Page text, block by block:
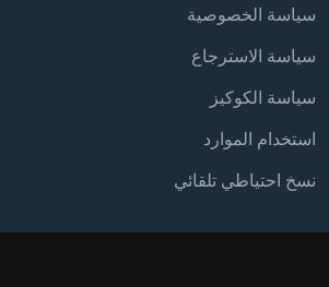
سياسة الخصوصية
سياسة الاسترجاع
سياسة الكوكيز
استخدام الموارد
نسخ احتياطي تلقائي